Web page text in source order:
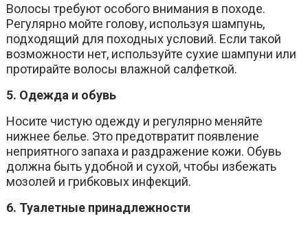
Волосы требуют особого внимания в походе.
Регулярно мойте голову, используя шампунь,
подходящий для походных условий. Если такой
возможности нет, используйте сухие шампуни или
протирайте волосы влажной салфеткой.
5. Одежда и обувь
Носите чистую одежду и регулярно меняйте
нижнее белье. Это предотвратит появление
неприятного запаха и раздражение кожи. Обувь
должна быть удобной и сухой, чтобы избежать
мозолей и грибковых инфекций.
6. Туалетные принадлежности